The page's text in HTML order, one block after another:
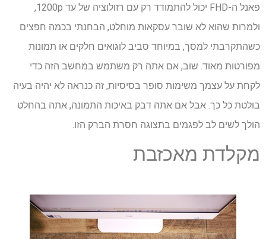
פאנל ה-FHD יכול להתמודד רק עם רזולוציה של עד 1200p,
ולמרות שהוא לא שובר עסקאות מוחלט, הבחנתי בכמה חפצים
כשהתקרבתי למסך, במיוחד סביב לוגואים חלקים או תמונות
מפורטות מאוד. שוב, אם אתה רק משתמש במחשב הזה כדי
לקחת על עצמך משימות סופר בסיסיות, זה כנראה לא יהיה בעיה
בולטת כל כך. אבל אם אתה דבק באיכות התמונה, אתה בהחלט
הולך לשים לב לפגמים בתצוגה חסרת הברק הזו.
מקלדת מאכזבת